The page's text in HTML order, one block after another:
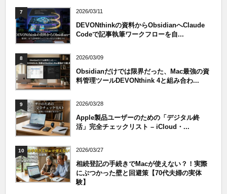
7 2026/03/11
DEVONthinkの資料からObsidianへClaude
Codeで記事執筆ワークフローを自...
8 2026/03/09
Obsidianだけでは限界だった、Mac最強の資
料管理ツールDEVONthink 4と組み合わ...
9 2026/03/28
Apple製品ユーザーのための「デジタル終
活」完全チェックリスト – iCloud・...
10 2026/03/27
相続登記の手続きでMacが使えない？！実際
にぶつかった壁と回避策【70代夫婦の実体
験】